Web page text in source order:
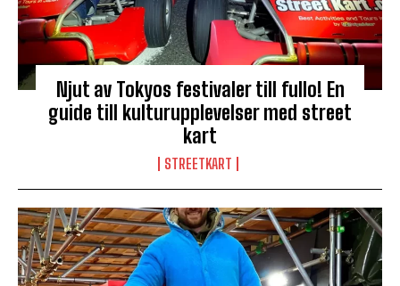
Njut av Tokyos festivaler till fullo! En
guide till kulturupplevelser med street
kart
STREETKART